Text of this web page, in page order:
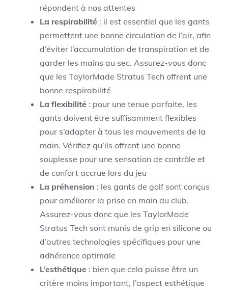
répondent à nos attentes
La respirabilité : il est essentiel que les gants
permettent une bonne circulation de l’air, afin
d’éviter l’accumulation de transpiration et de
garder les mains au sec. Assurez-vous donc
que les TaylorMade Stratus Tech offrent une
bonne respirabilité
La flexibilité : pour une tenue parfaite, les
gants doivent être suffisamment flexibles
pour s’adapter à tous les mouvements de la
main. Vérifiez qu’ils offrent une bonne
souplesse pour une sensation de contrôle et
de confort accrue lors du jeu
La préhension : les gants de golf sont conçus
pour améliorer la prise en main du club.
Assurez-vous donc que les TaylorMade
Stratus Tech sont munis de grip en silicone ou
d’autres technologies spécifiques pour une
adhérence optimale
L’esthétique : bien que cela puisse être un
critère moins important, l’aspect esthétique